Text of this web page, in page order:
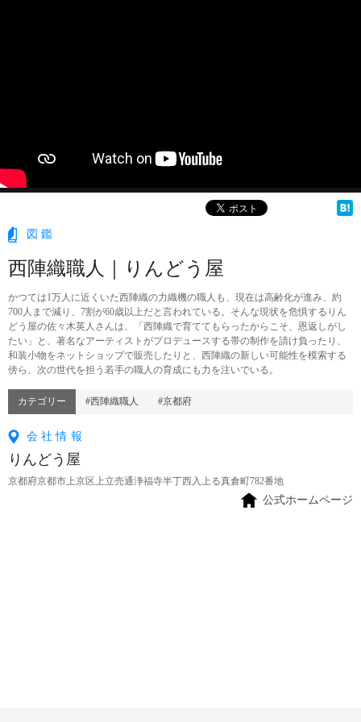
図鑑
西陣織職人｜りんどう屋
かつては1万人に近くいた西陣織の力織機の職人も、現在は高齢化が進み、約
700人まで減り、7割が60歳以上だと言われている。そんな現状を危惧するりん
どう屋の佐々木英人さんは、「西陣織で育ててもらったからこそ、恩返しがし
たい」と、著名なアーティストがプロデュースする帯の制作を請け負ったり、
和装小物をネットショップで販売したりと、西陣織の新しい可能性を模索する
傍ら、次の世代を担う若手の職人の育成にも力を注いでいる。
カテゴリー #西陣織職人 #京都府
会社情報
りんどう屋
京都府京都市上京区上立売通浄福寺半丁西入上る真倉町782番地
公式ホームページ